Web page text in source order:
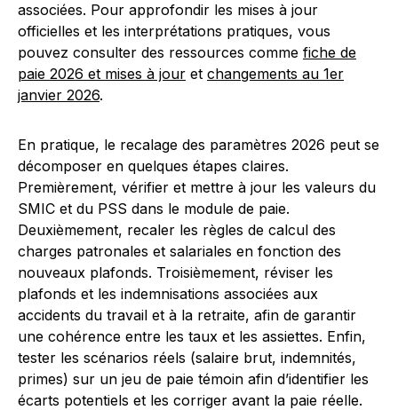
associées. Pour approfondir les mises à jour
officielles et les interprétations pratiques, vous
pouvez consulter des ressources comme fiche de
paie 2026 et mises à jour et changements au 1er
janvier 2026.
En pratique, le recalage des paramètres 2026 peut se
décomposer en quelques étapes claires.
Premièrement, vérifier et mettre à jour les valeurs du
SMIC et du PSS dans le module de paie.
Deuxièmement, recaler les règles de calcul des
charges patronales et salariales en fonction des
nouveaux plafonds. Troisièmement, réviser les
plafonds et les indemnisations associées aux
accidents du travail et à la retraite, afin de garantir
une cohérence entre les taux et les assiettes. Enfin,
tester les scénarios réels (salaire brut, indemnités,
primes) sur un jeu de paie témoin afin d’identifier les
écarts potentiels et les corriger avant la paie réelle.